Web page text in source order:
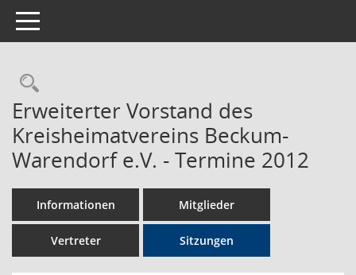
Toggle navigation
Rechercheauswahl
Erweiterter Vorstand des
Kreisheimatvereins Beckum-
Warendorf e.V. - Termine 2012
Informationen Mitglieder
Vertreter Sitzungen